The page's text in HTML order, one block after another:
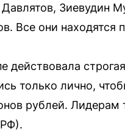
Зиевудин
Все они находятся
действовала
только лично,
рублей. Лидерам